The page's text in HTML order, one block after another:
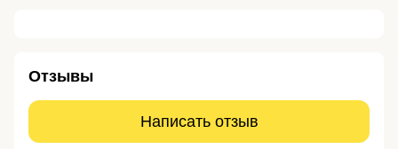
Отзывы
Написать отзыв